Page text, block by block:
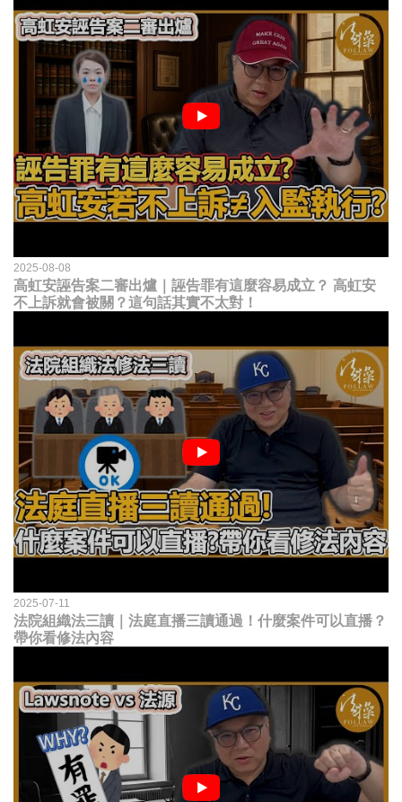
2025-08-08
高虹安誣告案二審出爐｜誣告罪有這麼容易成立？ 高虹安
不上訴就會被關？這句話其實不太對！
2025-07-11
法院組織法三讀｜法庭直播三讀通過！什麼案件可以直播？
帶你看修法內容